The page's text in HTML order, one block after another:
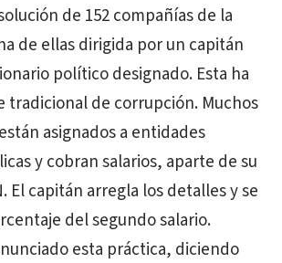
de 152 compañías de la
de ellas dirigida por un capitán
político designado. Esta ha
tradicional de corrupción. Muchos
asignados a entidades
y cobran salarios, aparte de su
El capitán arregla los detalles y se
del segundo salario.
esta práctica, diciendo